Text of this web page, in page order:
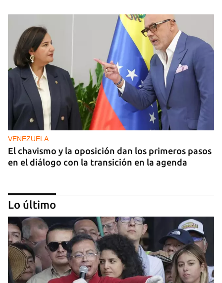
VENEZUELA
El chavismo y la oposición dan los primeros pasos
en el diálogo con la transición en la agenda
Lo último